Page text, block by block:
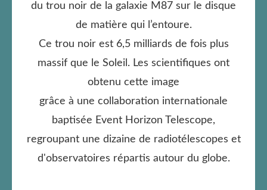
du trou noir de la galaxie M87 sur le disque
de matière qui l’entoure.
Ce trou noir est 6,5 milliards de fois plus
massif que le Soleil. Les scientifiques ont
obtenu cette image
grâce à une collaboration internationale
baptisée Event Horizon Telescope,
regroupant une dizaine de radiotélescopes et
d'observatoires répartis autour du globe.